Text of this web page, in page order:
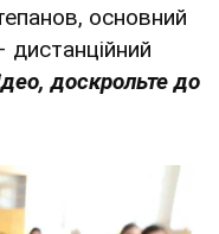
основний
дистанційний
доскрольте до